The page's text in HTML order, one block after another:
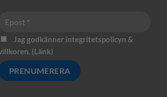
Jag godkänner integritetspolicyn &
(Länk)